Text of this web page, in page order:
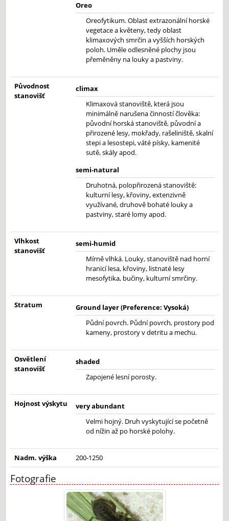
Oreo
Oreofytikum. Oblast extrazonální horské
vegetace a květeny, tedy oblast
klimaxových smrčin a vyšších horských
poloh. Uměle odlesněné plochy jsou
přeměněny na louky a pastviny.
Původnost
stanovišť
climax
Klimaxová stanoviště, která jsou
minimálně narušena činností člověka:
původní horská stanoviště, původní a
přirozené lesy, mokřady, rašeliniště, skalní
stepi a lesostepi, váté písky, kamenité
sutě, skály apod.
semi-natural
Druhotná, polopřirozená stanoviště:
kulturní lesy, křoviny, extenzivně
využívané, druhově bohaté louky a
pastviny, staré lomy apod.
Vlhkost
stanovišť
semi-humid
Mírně vlhká. Louky, stanoviště nad horní
hranicí lesa, křoviny, listnaté lesy
mesofytika, bučiny, kulturní smrčiny.
Stratum
Ground layer (Preference: Vysoká)
Půdní povrch. Půdní povrch, prostory pod
kameny, prostory v detritu a mechu.
Osvětlení
stanovišť
shaded
Zapojené lesní porosty.
Hojnost výskytu
very abundant
Velmi hojný. Druh vyskytující se početně
od nížin až po horské polohy.
Nadm. výška 200-1250
Fotografie